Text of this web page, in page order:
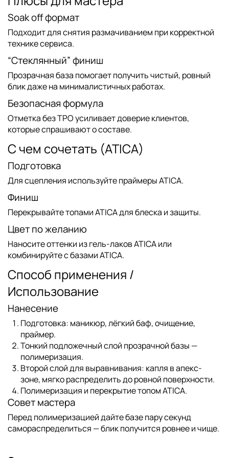
Soak off формат
Подходит для снятия размачиванием при корректной
технике сервиса.
“Стеклянный” финиш
Прозрачная база помогает получить чистый, ровный
блик даже на минималистичных работах.
Безопасная формула
Отметкабез TPOусиливает доверие клиентов,
которые спрашивают о составе.
С чем сочетать (ATICA)
Подготовка
Для сцепления используйтепраймеры ATICA.
Финиш
Перекрывайтетопами ATICAдля блеска и защиты.
Цвет по желанию
Наносите оттенки изгель-лаков ATICAили
комбинируйте сбазами ATICA.
Способ применения /
Использование
Нанесение
Подготовка: маникюр, лёгкий баф, очищение,
праймер.
Тонкий подложечный слой прозрачной базы —
полимеризация.
Второй слой для выравнивания: капля в апекс-
зоне, мягко распределить до ровной поверхности.
Полимеризация и перекрытиетопом ATICA.
Совет мастера
Перед полимеризацией дайте базе пару секунд
самораспределиться — блик получится ровнее и чище.